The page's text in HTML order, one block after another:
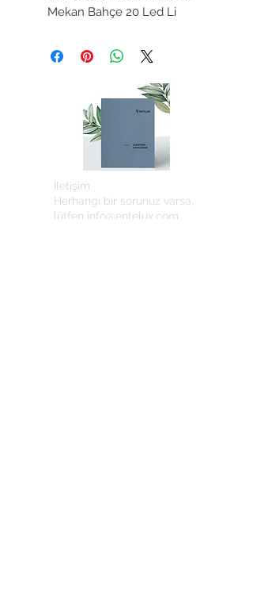
Mekan Bahçe 20 Led Li
İletişim
Herhangi bir sorunuz varsa,
lütfen info@entelux.com